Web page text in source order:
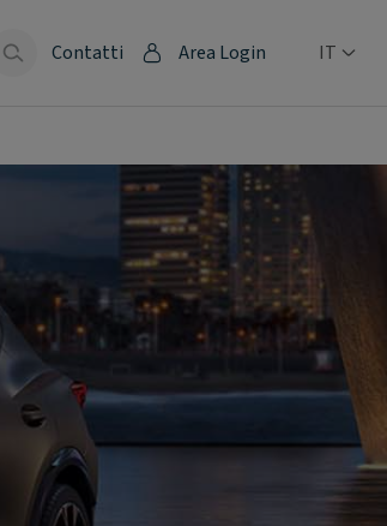
Contatti Area Login IT